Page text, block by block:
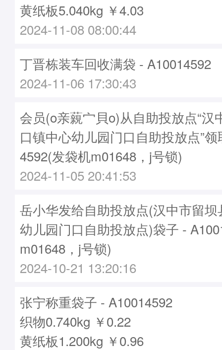
黄纸板5.040kg ￥4.03
2024-11-08 08:00:44
丁晋栋装车回收满袋 - A10014592
2024-11-06 17:30:43
会员(o亲藽宀貝o)从自助投放点“汉
口镇中心幼儿园门口自助投放点”
4592(发袋机m01648，j号锁)
2024-11-05 20:41:53
岳小华发给自助投放点(汉中市留
幼儿园门口自助投放点)袋子 -
m01648，j号锁)
2024-10-21 13:20:16
张宁称重袋子 - A10014592
织物0.740kg ￥0.22
黄纸板1.200kg ￥0.96